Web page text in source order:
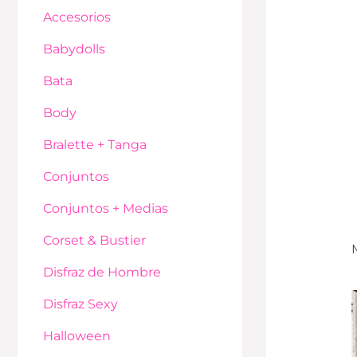
Accesorios
Babydolls
Bata
Body
Bralette + Tanga
Conjuntos
Conjuntos + Medias
Corset & Bustier
Disfraz de Hombre
Disfraz Sexy
Halloween